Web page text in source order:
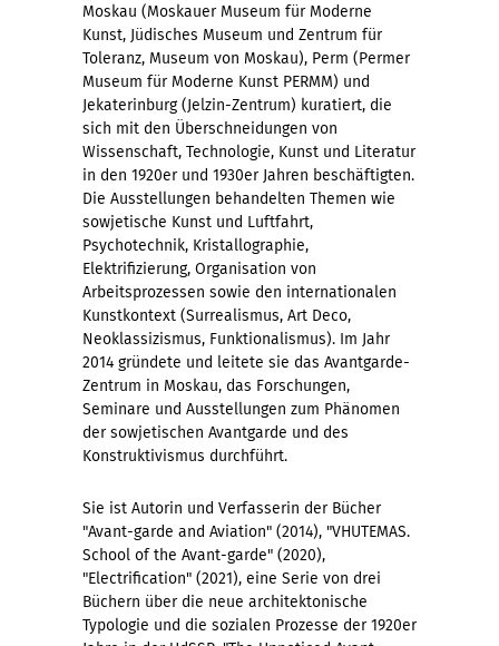
Moskau (Moskauer Museum für Moderne
Kunst, Jüdisches Museum und Zentrum für
Toleranz, Museum von Moskau), Perm (Permer
Museum für Moderne Kunst PERMM) und
Jekaterinburg (Jelzin-Zentrum) kuratiert, die
sich mit den Überschneidungen von
Wissenschaft, Technologie, Kunst und Literatur
in den 1920er und 1930er Jahren beschäftigten.
Die Ausstellungen behandelten Themen wie
sowjetische Kunst und Luftfahrt,
Psychotechnik, Kristallographie,
Elektrifizierung, Organisation von
Arbeitsprozessen sowie den internationalen
Kunstkontext (Surrealismus, Art Deco,
Neoklassizismus, Funktionalismus). Im Jahr
2014 gründete und leitete sie das Avantgarde-
Zentrum in Moskau, das Forschungen,
Seminare und Ausstellungen zum Phänomen
der sowjetischen Avantgarde und des
Konstruktivismus durchführt.
Sie ist Autorin und Verfasserin der Bücher
"Avant-garde and Aviation" (2014), "VHUTEMAS.
School of the Avant-garde" (2020),
"Electrification" (2021), eine Serie von drei
Büchern überdie neue architektonische
Typologie und die sozialen Prozesse der 1920er